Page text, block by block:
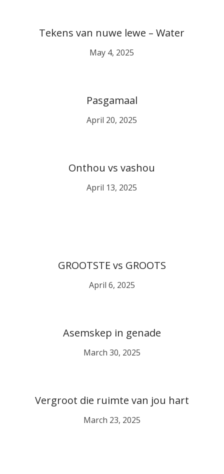
Tekens van nuwe lewe – Water
May 4, 2025
Pasgamaal
April 20, 2025
Onthou vs vashou
April 13, 2025
GROOTSTE vs GROOTS
April 6, 2025
Asemskep in genade
March 30, 2025
Vergroot die ruimte van jou hart
March 23, 2025